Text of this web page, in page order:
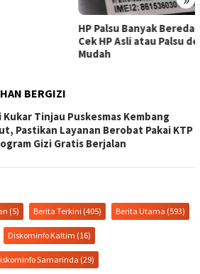
HP Palsu Banyak Beredar: Cara
Cek HP Asli atau Palsu dengan
Mudah
BERGIZI
Tinjau Puskesmas Kembang
Pastikan Layanan Berobat Pakai KTP
Gizi Gratis Berjalan
(5) Berita Terkini (405) Berita Utama (593)
Diskominfo Kaltim (16)
Samarinda (29)